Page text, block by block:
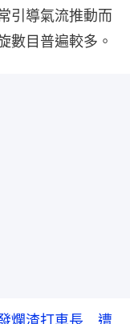
引導氣流推動而
數目普遍較多。
爛渣打車長 遭